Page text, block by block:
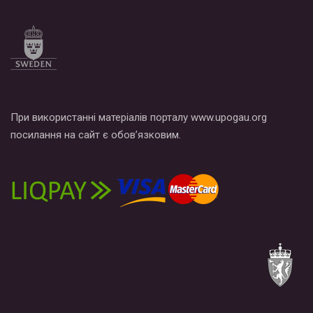
При використанні матеріалів порталу www.upogau.org
посилання на сайт є обов’язковим.